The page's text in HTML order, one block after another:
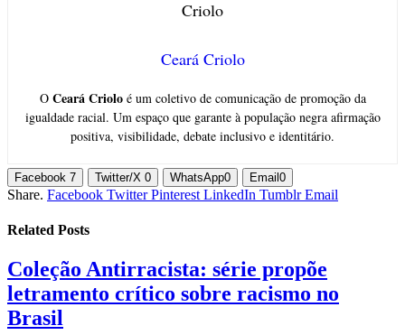
Ceará Criolo
O Ceará Crioloé um coletivo de comunicação de promoção da
igualdade racial. Um espaço que garante à população negra afirmação
positiva, visibilidade, debate inclusivo e identitário.
Facebook 7 Twitter/X 0 WhatsApp0 Email 0
Share. Facebook Twitter Pinterest LinkedIn Tumblr Email
Related Posts
Coleção Antirracista: série propõe
letramento crítico sobre racismo no
Brasil